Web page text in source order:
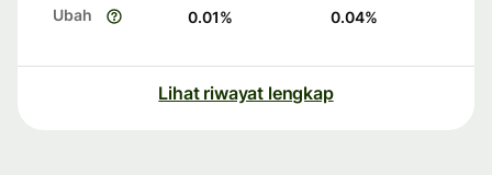
Ubah 0.01% 0.04%
Lihat riwayat lengkap